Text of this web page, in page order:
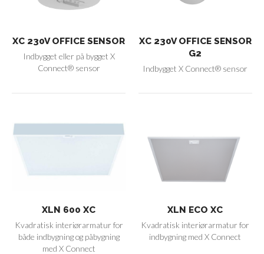
XC 230V OFFICE SENSOR
Indbygget eller på bygget X
Connect® sensor
XC 230V OFFICE SENSOR
G2
Indbygget X Connect® sensor
XLN 600 XC
Kvadratisk interiørarmatur for
både indbygning og påbygning
med X Connect
XLN ECO XC
Kvadratisk interiørarmatur for
indbygning med X Connect